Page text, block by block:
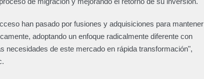
han pasado por fusiones y adquisiciones para mantener
adoptando un enfoque radicalmente diferente con
necesidades de este mercado en rápida transformación",